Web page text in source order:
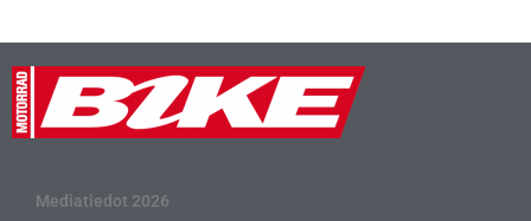
Mediatiedot 2026